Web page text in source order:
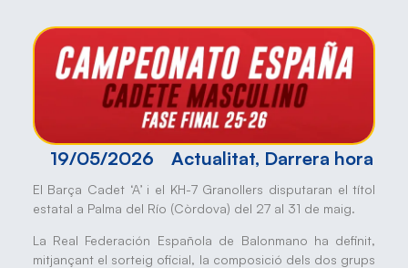
19/05/2026 Actualitat, Darrera hora
El Barça Cadet ‘A’ i el KH-7 Granollers disputaran el títol
estatal a Palma del Río (Còrdova) del 27 al 31 de maig.
La Real Federación Española de Balonmano ha definit,
mitjançant el sorteig oficial, la composició dels dos grups